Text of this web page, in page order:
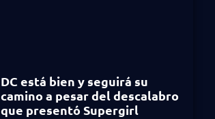
DC está bien y seguirá su
camino a pesar del descalabro
que presentó Supergirl